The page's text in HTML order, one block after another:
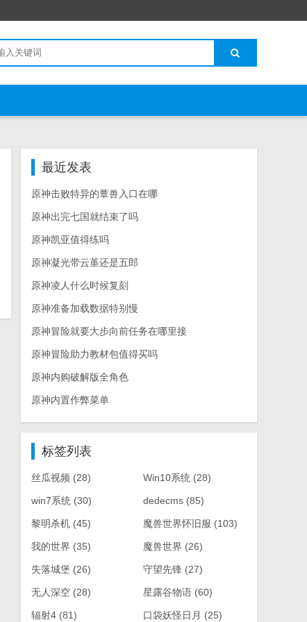
最近发表
原神击败特异的蕈兽入口在哪
原神出完七国就结束了吗
原神凯亚值得练吗
原神凝光带云堇还是五郎
原神凌人什么时候复刻
原神准备加载数据特别慢
原神冒险就要大步向前任务在哪里接
原神冒险助力教材包值得买吗
原神内购破解版全角色
原神内置作弊菜单
标签列表
丝瓜视频 (28) Win10系统 (28)
win7系统(30) dedecms (85)
黎明杀机(45) 魔兽世界怀旧服 (103)
我的世界 (35) 魔兽世界 (26)
失落城堡 (26) 守望先锋 (27)
无人深空(28) 星露谷物语 (60)
辐射4(81) 口袋妖怪日月 (25)